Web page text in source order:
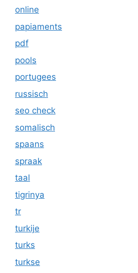
online
papiaments
pdf
pools
portugees
russisch
seo check
somalisch
spaans
spraak
taal
tigrinya
tr
turkije
turks
turkse